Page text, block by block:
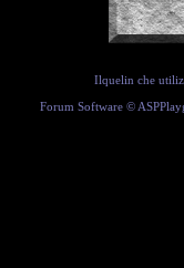
Ilquelin che
Forum Software ©